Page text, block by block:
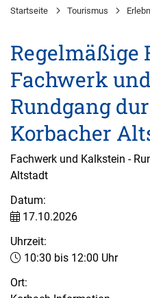
Startseite Tourismus
Regelmäßige
Fachwerk
Rundgang
Korbacher
Fachwerk und Kalkstein -
Altstadt
Datum:
17.10.2026
Uhrzeit:
10:30 bis 12:00 Uhr
Ort: